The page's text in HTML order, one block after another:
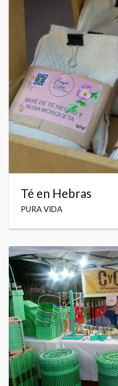
Té en Hebras
PURA VIDA